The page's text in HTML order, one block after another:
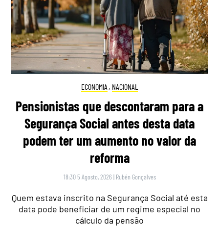
ECONOMIA , NACIONAL
Pensionistas que descontaram para a
Segurança Social antes desta data
podem ter um aumento no valor da
reforma
18:30 5 Agosto, 2026 | Rubén Gonçalves
Quem estava inscrito na Segurança Social até esta
data pode beneficiar de um regime especial no
cálculo da pensão